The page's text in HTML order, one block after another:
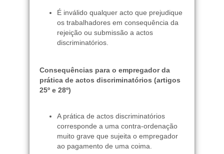
É inválido qualquer acto que prejudique
os trabalhadores em consequência da
rejeição ou submissão a actos
discriminatórios.
Consequências para o empregador da
prática de actos discriminatórios (artigos
25º e 28º)
A prática de actos discriminatórios
corresponde a uma contra-ordenação
muito grave que sujeita o empregador
ao pagamento de uma coima.